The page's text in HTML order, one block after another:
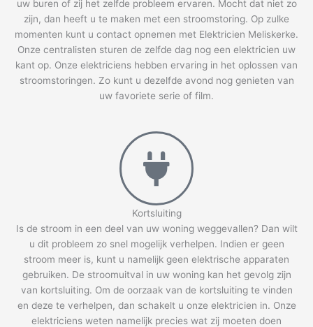
uw buren of zij het zelfde probleem ervaren. Mocht dat niet zo
zijn, dan heeft u te maken met een stroomstoring. Op zulke
momenten kunt u contact opnemen met Elektricien Meliskerke.
Onze centralisten sturen de zelfde dag nog een elektricien uw
kant op. Onze elektriciens hebben ervaring in het oplossen van
stroomstoringen. Zo kunt u dezelfde avond nog genieten van
uw favoriete serie of film.
Kortsluiting
Is de stroom in een deel van uw woning weggevallen? Dan wilt
u dit probleem zo snel mogelijk verhelpen. Indien er geen
stroom meer is, kunt u namelijk geen elektrische apparaten
gebruiken. De stroomuitval in uw woning kan het gevolg zijn
van kortsluiting. Om de oorzaak van de kortsluiting te vinden
en deze te verhelpen, dan schakelt u onze elektricien in. Onze
elektriciens weten namelijk precies wat zij moeten doen